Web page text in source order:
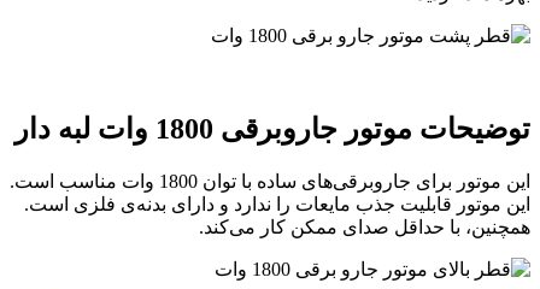
توضیحات موتور جاروبرقی 1800 وات لبه دار
این موتور برای جاروبرقی‌های ساده با توان 1800 وات مناسب است.
این موتور قابلیت جذب مایعات را ندارد و دارای بدنه‌ی فلزی است.
همچنین، با حداقل صدای ممکن کار می‌کند.